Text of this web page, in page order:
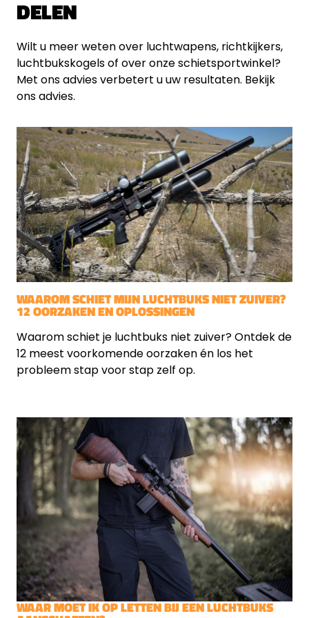
DELEN
Wilt u meer weten over luchtwapens, richtkijkers,
luchtbukskogels of over onze schietsportwinkel?
Met ons advies verbetert u uw resultaten. Bekijk
ons advies.
WAAROM SCHIET MIJN LUCHTBUKS NIET ZUIVER?
12 OORZAKEN EN OPLOSSINGEN
Waarom schiet je luchtbuks niet zuiver? Ontdek de
12 meest voorkomende oorzaken én los het
probleem stap voor stap zelf op.
WAAR MOET IK OP LETTEN BIJ EEN LUCHTBUKS